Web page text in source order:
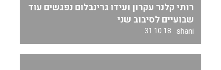
רותי קלנר עקרון ועידו גרינבלום נפגשים עוד
שבועיים לסיבוב שני
shani
31.10.18